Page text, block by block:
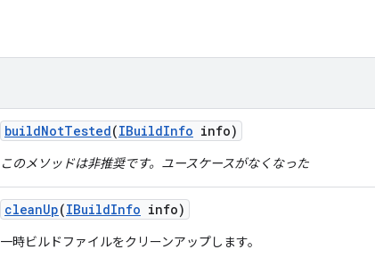
buildNotTested(IBuildInfo info)
このメソッドは非推奨です。ユースケースがなくなった
cleanUp(IBuildInfo info)
一時ビルドファイルをクリーンアップします。